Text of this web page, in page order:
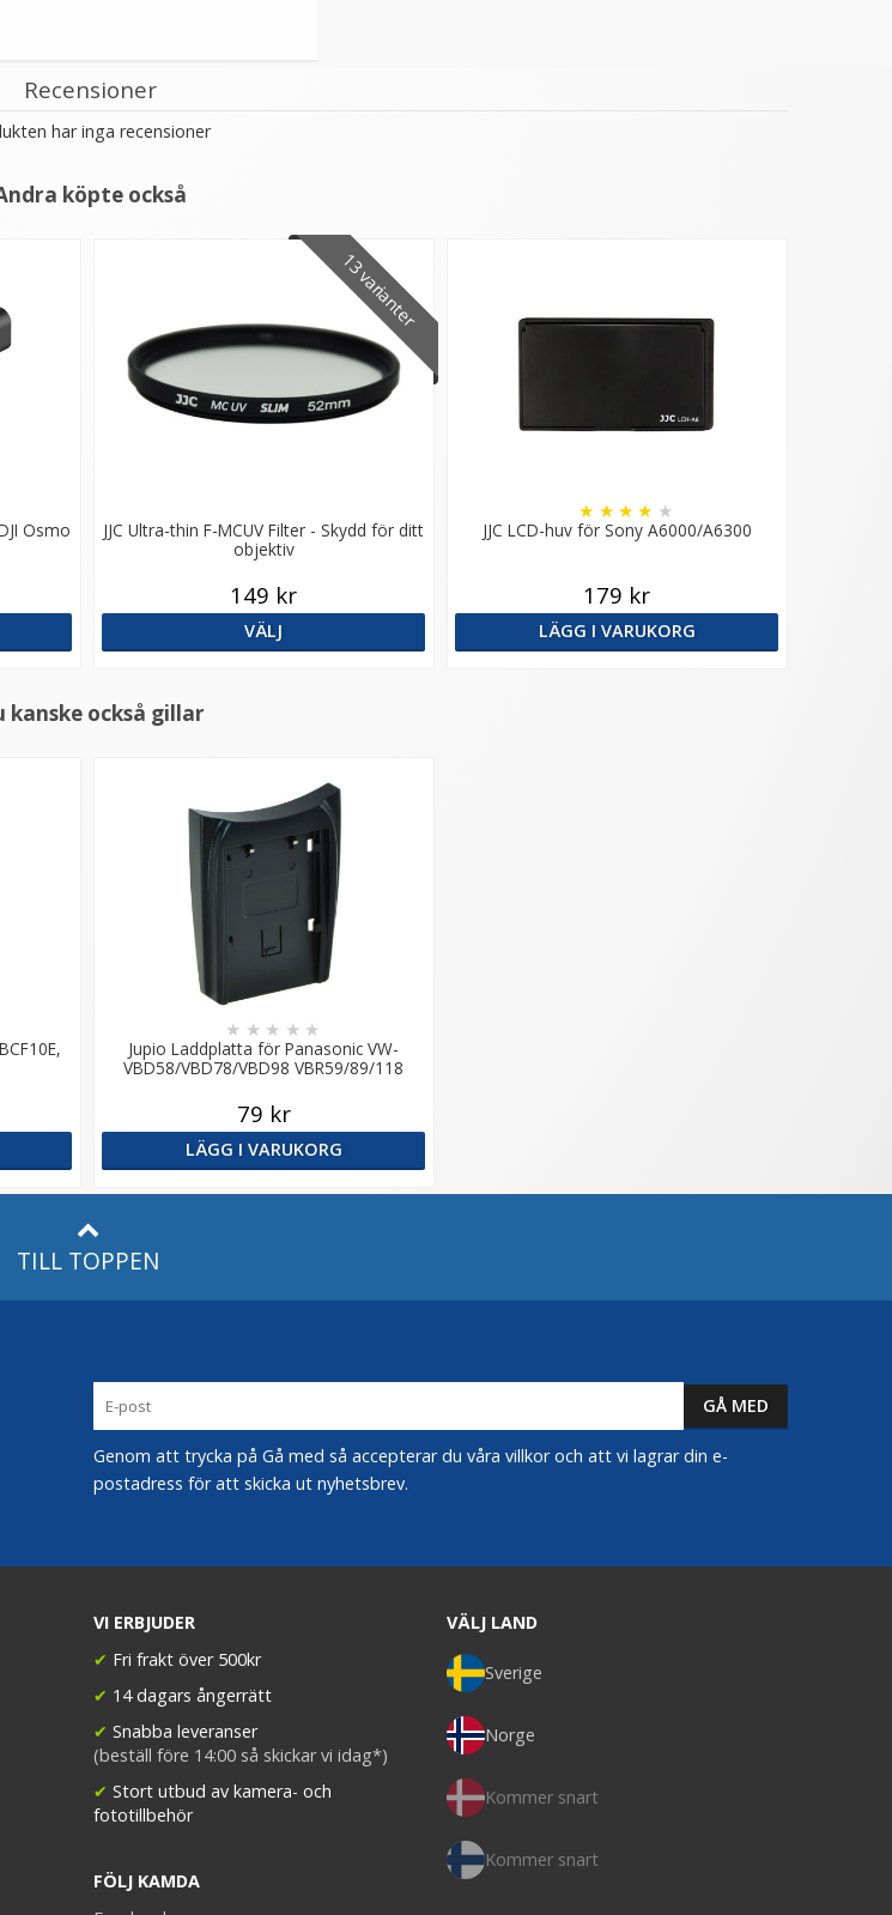
Recensioner
har inga recensioner
köpte också
Osmo
13 varianter
JJC Ultra-thin F-MCUV Filter - Skydd för ditt
objektiv
149 kr
VÄLJ
JJC LCD-huv för Sony A6000/A6300
★ ★ ★ ★ ★
179 kr
LÄGG I VARUKORG
kanske också gillar
Jupio Laddplatta för Panasonic VW-
VBD58/VBD78/VBD98 VBR59/89/118
★ ★ ★ ★ ★
79 kr
LÄGG I VARUKORG
TILL TOPPEN
Genom att trycka på Gå med så accepterar du våra villkor och att vi lagrar din e-
postadress för att skicka ut nyhetsbrev.
VI ERBJUDER
✔ Fri frakt över 500kr
✔ 14 dagars ångerrätt
✔ Snabba leveranser
(beställ före 14:00 så skickar vi idag*)
✔ Stort utbud av kamera- och
fototillbehör
FÖLJ KAMDA
VÄLJ LAND
Sverige
Norge
Kommer snart
Kommer snart